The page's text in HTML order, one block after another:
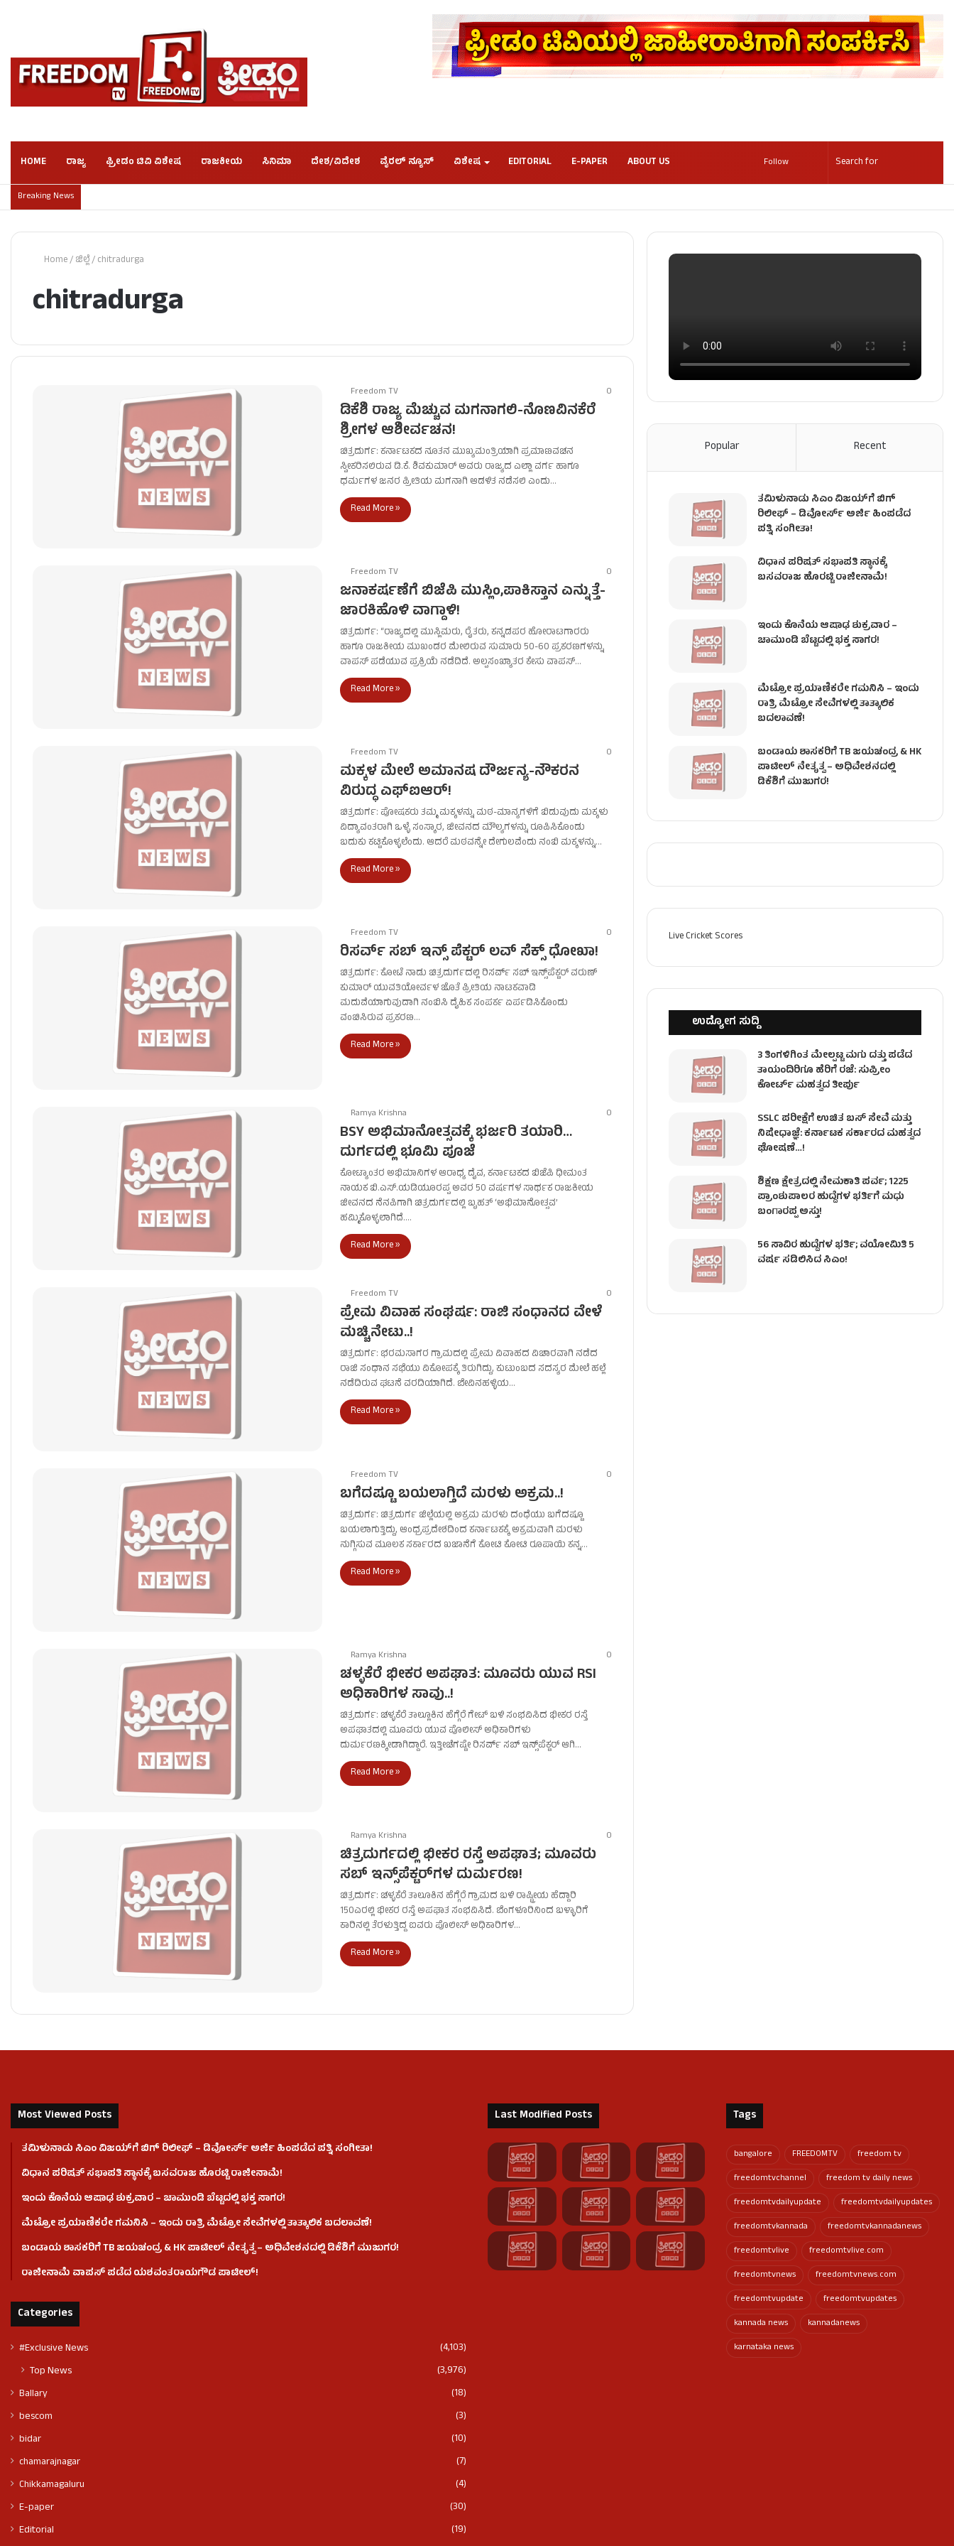
HOME ರಾಜ್ಯ ಫ್ರೀಡಂ ಟಿವಿ ವಿಶೇಷ ರಾಜಕೀಯ ಸಿನಿಮಾ ದೇಶ/ವಿದೇಶ ವೈರಲ್ ನ್ಯೂಸ್ ವಿಶೇಷ EDITORIAL E-PAPER ABOUT US Follow
Breaking News
Home/ಜಿಲ್ಲೆ/chitradurga
chitradurga
Freedom TV 0
ಡಿಕೆಶಿ ರಾಜ್ಯ ಮೆಚ್ಚುವ ಮಗನಾಗಲಿ-ನೊಣವಿನಕೆರೆ
ಶ್ರೀಗಳ ಆಶೀರ್ವಚನ!
ಚಿತ್ರದುರ್ಗ: ಕರ್ನಾಟಕದ ನೂತನ ಮುಖ್ಯಮಂತ್ರಿಯಾಗಿ ಪ್ರಮಾಣವಚನ
ಸ್ವೀಕರಿಸಲಿರುವ ಡಿ.ಕೆ. ಶಿವಕುಮಾರ್ ಅವರು ರಾಜ್ಯದ ಎಲ್ಲಾ ವರ್ಗ ಹಾಗೂ
ಧರ್ಮಗಳ ಜನರ ಪ್ರೀತಿಯ ಮಗನಾಗಿ ಆಡಳಿತ ನಡೆಸಲಿ ಎಂದು…
Read More »
Freedom TV 0
ಜನಾಕರ್ಷಣೆಗೆ ಬಿಜೆಪಿ ಮುಸ್ಲಿಂ,ಪಾಕಿಸ್ತಾನ ಎನ್ನುತ್ತೆ-
ಜಾರಕಿಹೊಳಿ ವಾಗ್ದಾಳಿ!
ಚಿತ್ರದುರ್ಗ: “ರಾಜ್ಯದಲ್ಲಿ ಮುಸ್ಲಿಮರು, ರೈತರು, ಕನ್ನಡಪರ ಹೋರಾಟಗಾರರು
ಹಾಗೂ ರಾಜಕೀಯ ಮುಖಂಡರ ಮೇಲಿರುವ ಸುಮಾರು 50-60 ಪ್ರಕರಣಗಳನ್ನು
ವಾಪಸ್ ಪಡೆಯುವ ಪ್ರಕ್ರಿಯೆ ನಡೆದಿದೆ. ಅಲ್ಪಸಂಖ್ಯಾತರ ಕೇಸು ವಾಪಸ್…
Read More »
Freedom TV 0
ಮಕ್ಕಳ ಮೇಲೆ ಅಮಾನಷ ದೌರ್ಜನ್ಯ-ನೌಕರನ
ವಿರುದ್ಧ ಎಫ್‌ಐಆರ್!
ಚಿತ್ರದುರ್ಗ: ಪೋಷಕರು ತಮ್ಮ ಮಕ್ಕಳನ್ನು ಮಠ-ಮಾನ್ಯಗಳಿಗೆ ಬಿಡುವುದು ಮಕ್ಕಳು
ವಿದ್ಯಾವಂತರಾಗಿ ಒಳ್ಳೆ ಸಂಸ್ಕಾರ, ಜೀವನದ ಮೌಲ್ಯಗಳನ್ನು ರೂಪಿಸಿಕೊಂಡು
ಬದುಕು ಕಟ್ಟಿಕೊಳ್ಳಲೆಂದು. ಆದರೆ ಮಠವನ್ನೇ ದೇಗುಲವೆಂದು ನಂಬಿ ಮಕ್ಕಳನ್ನು…
Read More »
Freedom TV 0
ರಿಸರ್ವ್ ಸಬ್ ಇನ್ಸ್ ಪೆಕ್ಟರ್ ಲವ್ ಸೆಕ್ಸ್ ಧೋಖಾ!
ಚಿತ್ರದುರ್ಗ: ಕೋಟೆ ನಾಡು ಚಿತ್ರದುರ್ಗದಲ್ಲಿ ರಿಸರ್ವ್ ಸಬ್ ಇನ್ಸ್‌ಪೆಕ್ಟರ್ ವರುಣ್
ಕುಮಾರ್ ಯುವತಿಯೋರ್ವಳ ಜೊತೆ ಪ್ರೀತಿಯ ನಾಟಕವಾಡಿ
ಮದುವೆಯಾಗುವುದಾಗಿ ನಂಬಿಸಿ ದೈಹಿಕ ಸಂಪರ್ಕ ಏರ್ಪಡಿಸಿಕೊಂಡು
ವಂಚಿಸಿರುವ ಪ್ರಕರಣ…
Read More »
Ramya Krishna 0
BSY ಅಭಿಮಾನೋತ್ಸವಕ್ಕೆ ಭರ್ಜರಿ ತಯಾರಿ​…
ದುರ್ಗದಲ್ಲಿ ಭೂಮಿ ಪೂಜೆ
ಕೋಟ್ಯಾಂತರ ಅಭಿಮಾನಿಗಳ ಆರಾಧ್ಯ ದೈವ, ಕರ್ನಾಟಕದ ಬಿಜೆಪಿ ಧೀಮಂತ
ನಾಯಕ ಬಿ.ಎಸ್.ಯಡಿಯೂರಪ್ಪ ಅವರ 50 ವರ್ಷಗಳ ಸಾರ್ಥಕ ರಾಜಕೀಯ
ಜೀವನದ ನೆನಪಿಗಾಗಿ ಚಿತ್ರದುರ್ಗದಲ್ಲಿ ಬೃಹತ್ ‘ಅಭಿಮಾನೋತ್ಸವ’
ಹಮ್ಮಿಕೊಳ್ಳಲಾಗಿದೆ.…
Read More »
Freedom TV 0
ಪ್ರೇಮ ವಿವಾಹ ಸಂಘರ್ಷ: ರಾಜಿ ಸಂಧಾನದ ವೇಳೆ
ಮಚ್ಚಿನೇಟು..!
ಚಿತ್ರದುರ್ಗ: ಭರಮಸಾಗರ ಗ್ರಾಮದಲ್ಲಿ ಪ್ರೇಮ ವಿವಾಹದ ವಿಚಾರವಾಗಿ ನಡೆದ
ರಾಜಿ ಸಂಧಾನ ಸಭೆಯು ವಿಕೋಪಕ್ಕೆ ತಿರುಗಿದ್ದು, ಕುಟುಂಬದ ಸದಸ್ಯರ ಮೇಲೆ ಹಲ್ಲೆ
ನಡೆದಿರುವ ಘಟನೆ ವರದಿಯಾಗಿದೆ. ಬೇವಿನಹಳ್ಳಿಯ…
Read More »
Freedom TV 0
ಬಗೆದಷ್ಟೂ ಬಯಲಾಗ್ತಿದೆ ಮರಳು ಅಕ್ರಮ..!
ಚಿತ್ರದುರ್ಗ: ಚಿತ್ರದುರ್ಗ ಜಿಲ್ಲೆಯಲ್ಲಿ ಅಕ್ರಮ ಮರಳು ದಂಧೆಯು ಬಗೆದಷ್ಟೂ
ಬಯಲಾಗುತ್ತಿದ್ದು, ಆಂಧ್ರಪ್ರದೇಶದಿಂದ ಕರ್ನಾಟಕಕ್ಕೆ ಅಕ್ರಮವಾಗಿ ಮರಳು
ನುಗ್ಗಿಸುವ ಮೂಲಕ ಸರ್ಕಾರದ ಖಜಾನೆಗೆ ಕೋಟಿ ಕೋಟಿ ರೂಪಾಯಿ ಕನ್ನ…
Read More »
Ramya Krishna 0
ಚಳ್ಳಕೆರೆ ಭೀಕರ ಅಪಘಾತ: ಮೂವರು ಯುವ RSI
ಅಧಿಕಾರಿಗಳ ಸಾವು..!
ಚಿತ್ರದುರ್ಗ: ಚಳ್ಳಕೆರೆ ತಾಲ್ಲೂಕಿನ ಹೆಗ್ಗೆರೆ ಗೇಟ್ ಬಳಿ ಸಂಭವಿಸಿದ ಭೀಕರ ರಸ್ತೆ
ಅಪಘಾತದಲ್ಲಿ ಮೂವರು ಯುವ ಪೊಲೀಸ್ ಅಧಿಕಾರಿಗಳು
ದುರ್ಮರಣಕ್ಕೀಡಾಗಿದ್ದಾರೆ. ಇತ್ತೀಚೆಗಷ್ಟೇ ರಿಸರ್ವ್ ಸಬ್ ಇನ್ಸ್​​ಪೆಕ್ಟರ್​ ಆಗಿ…
Read More »
Ramya Krishna 0
ಚಿತ್ರದುರ್ಗದಲ್ಲಿ ಭೀಕರ ರಸ್ತೆ ಅಪಘಾತ; ಮೂವರು
ಸಬ್‌ ಇನ್ಸ್‌ಪೆಕ್ಟರ್‌ಗಳ ದುರ್ಮರಣ!
ಚಿತ್ರದುರ್ಗ: ಚಳ್ಳಕೆರೆ ತಾಲೂಕಿನ ಹೆಗ್ಗೆರೆ ಗ್ರಾಮದ ಬಳಿ ರಾಷ್ಟ್ರೀಯ ಹೆದ್ದಾರಿ
150ಎರಲ್ಲಿ ಭೀಕರ ರಸ್ತೆ ಅಪಘಾತ ಸಂಭವಿಸಿದೆ. ಬೆಂಗಳೂರಿನಿಂದ ಬಳ್ಳಾರಿಗೆ
ಕಾರಿನಲ್ಲಿ ತೆರಳುತ್ತಿದ್ದ ಐವರು ಪೊಲೀಸ್ ಅಧಿಕಾರಿಗಳ…
Read More »
Popular Recent
ತಮಿಳುನಾಡು ಸಿಎಂ ವಿಜಯ್‌ಗೆ ಬಿಗ್
ರಿಲೀಫ್ – ಡಿವೋರ್ಸ್ ಅರ್ಜಿ ಹಿಂಪಡೆದ
ಪತ್ನಿ ಸಂಗೀತಾ!
ವಿಧಾನ ಪರಿಷತ್ ಸಭಾಪತಿ ಸ್ಥಾನಕ್ಕೆ
ಬಸವರಾಜ ಹೊರಟ್ಟಿ ರಾಜೀನಾಮೆ!
ಇಂದು ಕೊನೆಯ ಆಷಾಢ ಶುಕ್ರವಾರ –
ಚಾಮುಂಡಿ ಬೆಟ್ಟದಲ್ಲಿ ಭಕ್ತ ಸಾಗರ!
ಮೆಟ್ರೋ ಪ್ರಯಾಣಿಕರೇ ಗಮನಿಸಿ – ಇಂದು
ರಾತ್ರಿ ಮೆಟ್ರೋ ಸೇವೆಗಳಲ್ಲಿ ತಾತ್ಕಾಲಿಕ
ಬದಲಾವಣೆ!
ಬಂಡಾಯ ಶಾಸಕರಿಗೆ TB ಜಯಚಂದ್ರ & HK
ಪಾಟೀಲ್ ನೇತೃತ್ವ – ಅಧಿವೇಶನದಲ್ಲಿ
ಡಿಕೆಶಿಗೆ ಮುಜುಗರ!
Live Cricket Scores
ಉದ್ಯೋಗ ಸುದ್ದಿ
3 ತಿಂಗಳಿಗಿಂತ ಮೇಲ್ಪಟ್ಟ ಮಗು ದತ್ತು ಪಡೆದ
ತಾಯಂದಿರಿಗೂ ಹೆರಿಗೆ ರಜೆ: ಸುಪ್ರೀಂ
ಕೋರ್ಟ್ ಮಹತ್ವದ ತೀರ್ಪು
SSLC ಪರೀಕ್ಷೆಗೆ ಉಚಿತ ಬಸ್ ಸೇವೆ ಮತ್ತು
ನಿಷೇಧಾಜ್ಞೆ: ಕರ್ನಾಟಕ ಸರ್ಕಾರದ ಮಹತ್ವದ
ಘೋಷಣೆ…!
ಶಿಕ್ಷಣ ಕ್ಷೇತ್ರದಲ್ಲಿ ನೇಮಕಾತಿ ಪರ್ವ; 1225
ಪ್ರಾಂಶುಪಾಲರ ಹುದ್ದೆಗಳ ಭರ್ತಿಗೆ ಮಧು
ಬಂಗಾರಪ್ಪ ಅಸ್ತು!
56 ಸಾವಿರ ಹುದ್ದೆಗಳ ಭರ್ತಿ; ವಯೋಮಿತಿ 5
ವರ್ಷ ಸಡಿಲಿಸಿದ ಸಿಎಂ!
Most Viewed Posts
ತಮಿಳುನಾಡು ಸಿಎಂ ವಿಜಯ್‌ಗೆ ಬಿಗ್ ರಿಲೀಫ್ – ಡಿವೋರ್ಸ್ ಅರ್ಜಿ ಹಿಂಪಡೆದ ಪತ್ನಿ ಸಂಗೀತಾ!
ವಿಧಾನ ಪರಿಷತ್ ಸಭಾಪತಿ ಸ್ಥಾನಕ್ಕೆ ಬಸವರಾಜ ಹೊರಟ್ಟಿ ರಾಜೀನಾಮೆ!
ಇಂದು ಕೊನೆಯ ಆಷಾಢ ಶುಕ್ರವಾರ – ಚಾಮುಂಡಿ ಬೆಟ್ಟದಲ್ಲಿ ಭಕ್ತ ಸಾಗರ!
ಮೆಟ್ರೋ ಪ್ರಯಾಣಿಕರೇ ಗಮನಿಸಿ – ಇಂದು ರಾತ್ರಿ ಮೆಟ್ರೋ ಸೇವೆಗಳಲ್ಲಿ ತಾತ್ಕಾಲಿಕ ಬದಲಾವಣೆ!
ಬಂಡಾಯ ಶಾಸಕರಿಗೆ TB ಜಯಚಂದ್ರ & HK ಪಾಟೀಲ್ ನೇತೃತ್ವ – ಅಧಿವೇಶನದಲ್ಲಿ ಡಿಕೆಶಿಗೆ ಮುಜುಗರ!
ರಾಜೀನಾಮೆ ವಾಪಸ್ ಪಡೆದ ಯಶವಂತರಾಯಗೌಡ ಪಾಟೀಲ್‌!
Categories
#Exclusive News (4,103)
Top News (3,976)
Ballary
(18)
bescom
(3)
bidar
(10)
chamarajnagar
(7)
Chikkamagaluru
(4)
E-paper
(30)
Editorial
(19)
Last Modified Posts Tags
bangalore FREEDOMTV
freedom tv
freedomtvchannel
freedom tv daily news
freedomtvdailyupdate
freedomtvdailyupdates
freedomtvkannada
freedomtvkannadanews
freedomtvlive
freedomtvlive.com
freedomtvnews
freedomtvnews.com
freedomtvupdate
freedomtvupdates
kannada news
kannadanews
karnataka news